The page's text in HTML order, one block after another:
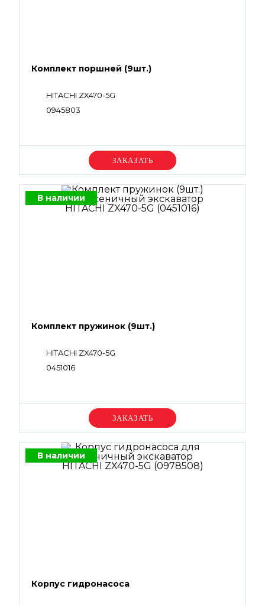
Комплект поршней (9шт.)
HITACHI ZX470-5G
0945803
Уточняйте цену
В наличии
Комплект пружинок (9шт.)
HITACHI ZX470-5G
0451016
Уточняйте цену
В наличии
Корпус гидронасоса